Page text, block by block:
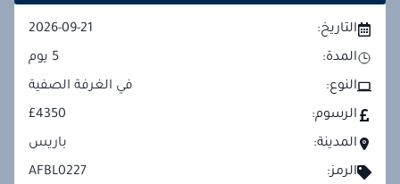
التاريخ:
2026-09-21
المدة:
5 يوم
النوع:
في الغرفة الصفية
الرسوم:
£4350
المدينة:
باريس
الرمز:
AFBL0227